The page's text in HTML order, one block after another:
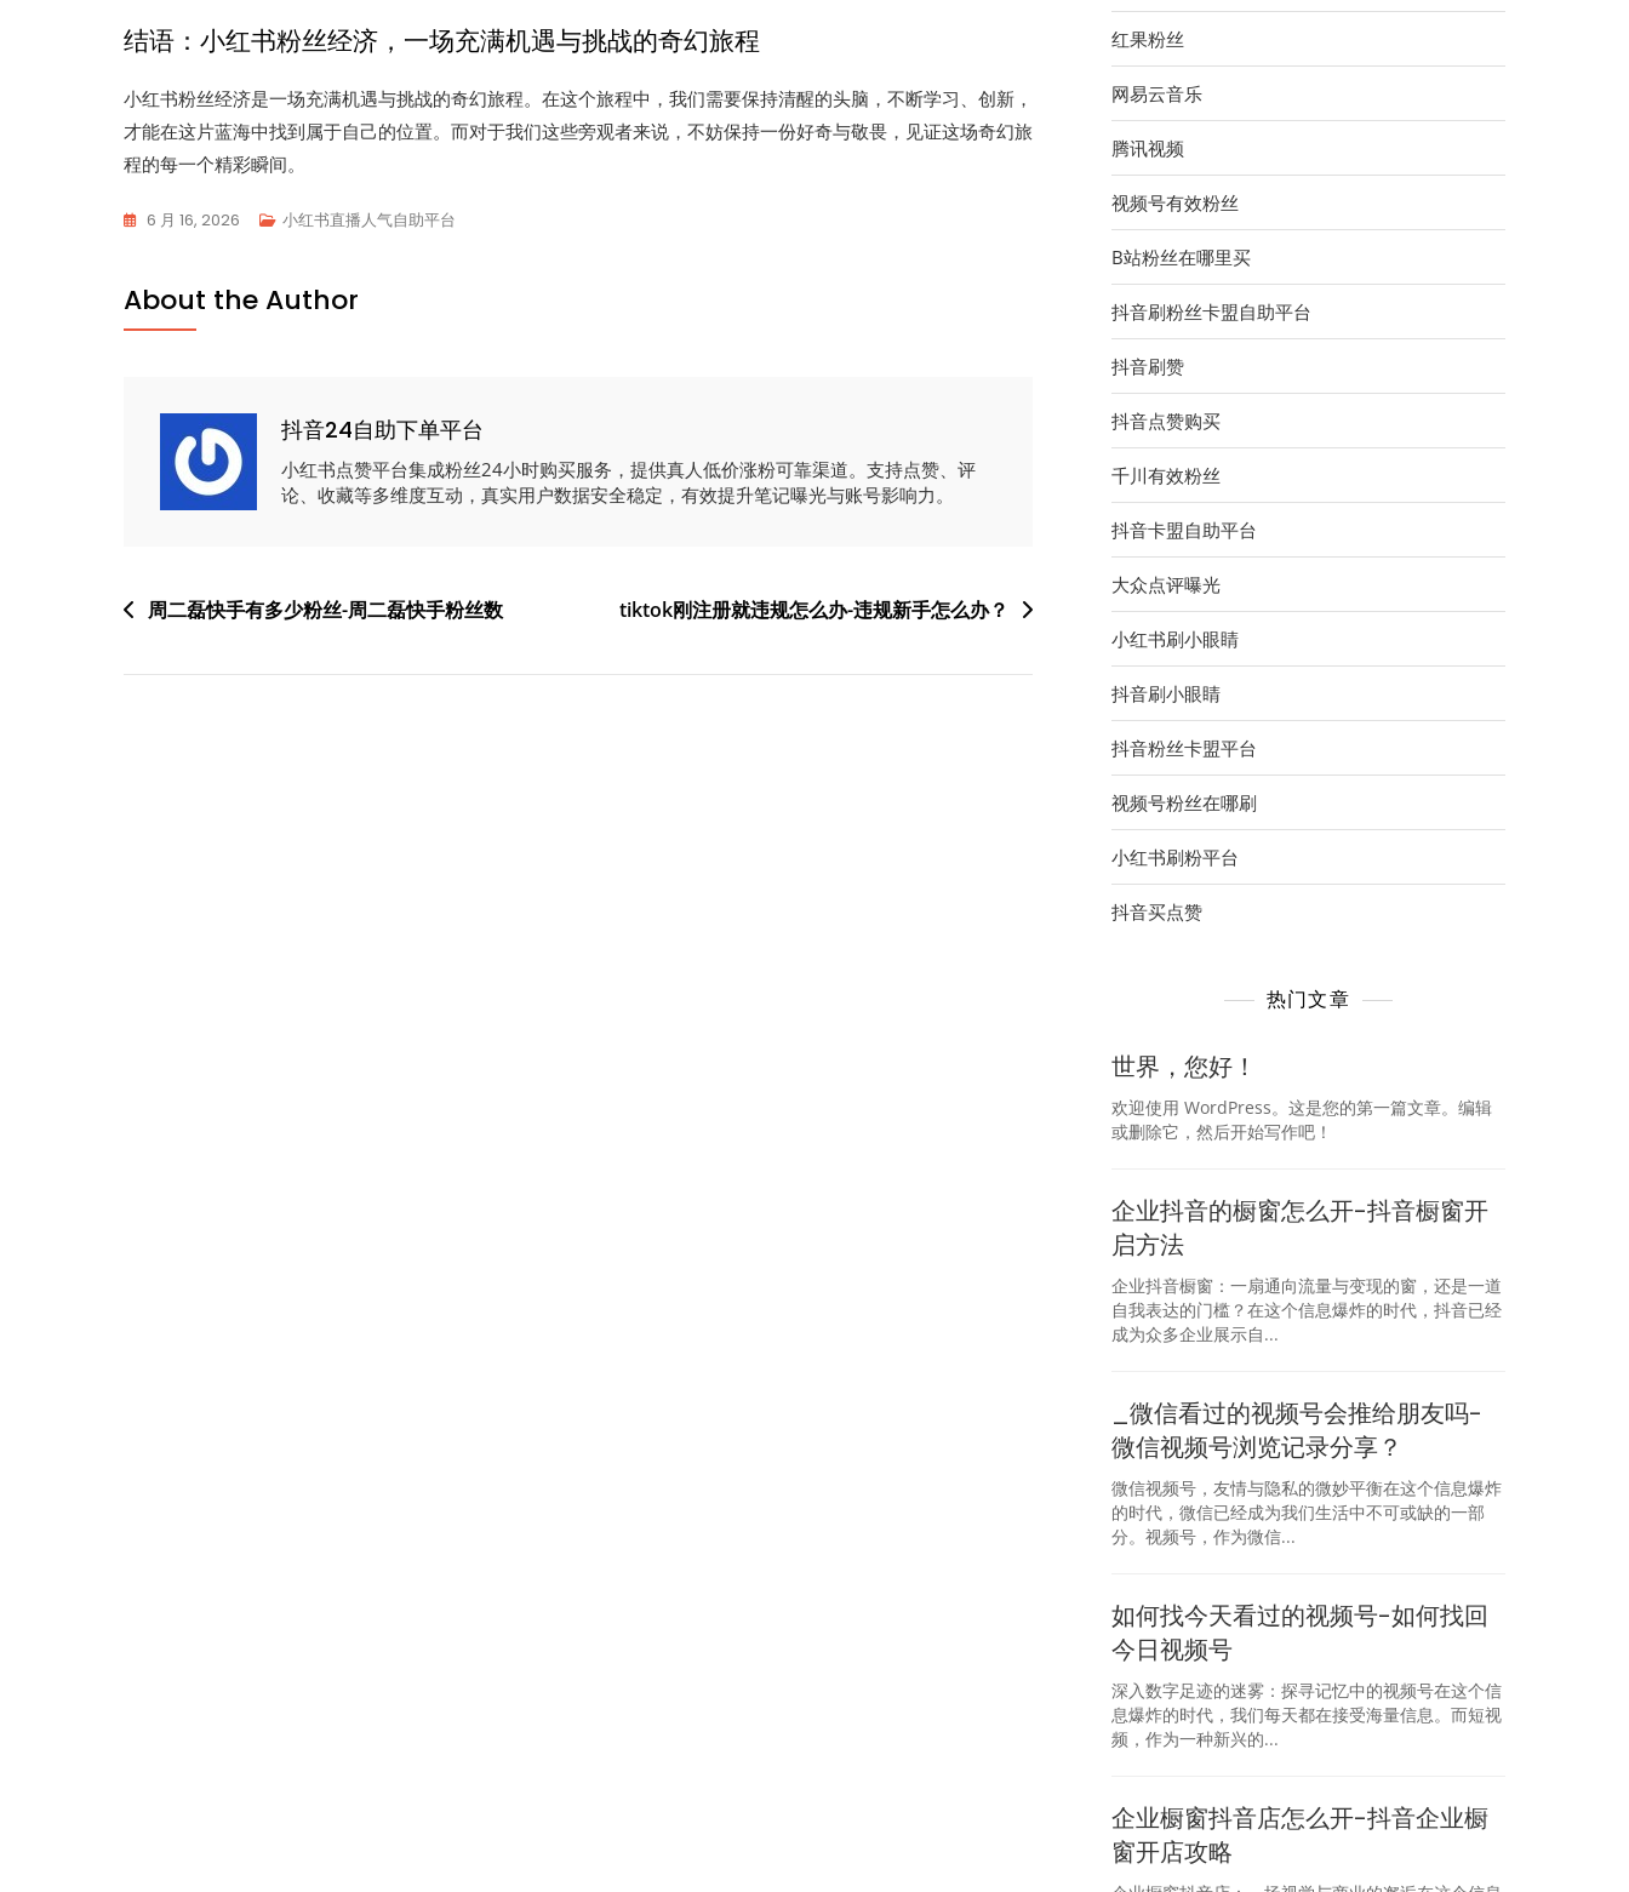
结语：小红书粉丝经济，一场充满机遇与挑战的奇幻旅程
小红书粉丝经济是一场充满机遇与挑战的奇幻旅程。在这个旅程中，我们需要保持清醒的头脑，不断学习、创新，
才能在这片蓝海中找到属于自己的位置。而对于我们这些旁观者来说，不妨保持一份好奇与敬畏，见证这场奇幻旅
程的每一个精彩瞬间。
6 月 16, 2026 小红书直播人气自助平台
About the Author
抖音24自助下单平台
小红书点赞平台集成粉丝24小时购买服务，提供真人低价涨粉可靠渠道。支持点赞、评
论、收藏等多维度互动，真实用户数据安全稳定，有效提升笔记曝光与账号影响力。
文周二磊快手有多少粉丝-周二磊快手粉丝数 tiktok刚注册就违规怎么办-违规新手怎么办？
红果粉丝
网易云音乐
腾讯视频
视频号有效粉丝
B站粉丝在哪里买
抖音刷粉丝卡盟自助平台
抖音刷赞
抖音点赞购买
千川有效粉丝
抖音卡盟自助平台
大众点评曝光
小红书刷小眼睛
抖音刷小眼睛
抖音粉丝卡盟平台
视频号粉丝在哪刷
小红书刷粉平台
抖音买点赞
热门文章
世界，您好！
欢迎使用 WordPress。这是您的第一篇文章。编辑
或删除它，然后开始写作吧！
企业抖音的橱窗怎么开-抖音橱窗开
启方法
企业抖音橱窗：一扇通向流量与变现的窗，还是一道
自我表达的门槛？在这个信息爆炸的时代，抖音已经
成为众多企业展示自...
_微信看过的视频号会推给朋友吗-
微信视频号浏览记录分享？
微信视频号，友情与隐私的微妙平衡在这个信息爆炸
的时代，微信已经成为我们生活中不可或缺的一部
分。视频号，作为微信...
如何找今天看过的视频号-如何找回
今日视频号
深入数字足迹的迷雾：探寻记忆中的视频号在这个信
息爆炸的时代，我们每天都在接受海量信息。而短视
频，作为一种新兴的...
企业橱窗抖音店怎么开-抖音企业橱
窗开店攻略